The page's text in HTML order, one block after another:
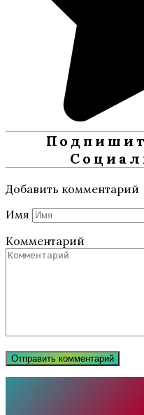
Добавить комментарий
Имя
Комментарий